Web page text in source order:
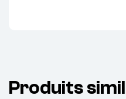
Produits